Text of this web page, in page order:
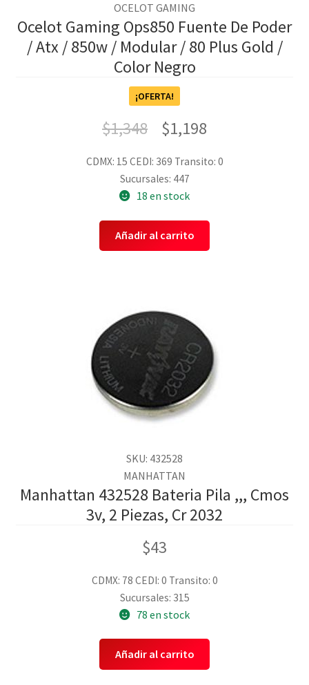
OCELOT GAMING
Ocelot Gaming Ops850 Fuente De Poder
/ Atx / 850w / Modular / 80 Plus Gold /
Color Negro
¡OFERTA!
$1,348 $1,198
CDMX: 15 CEDI: 369 Transito: 0
Sucursales: 447
18 en stock
Añadir al carrito
SKU: 432528
MANHATTAN
Manhattan 432528 Bateria Pila ,,, Cmos
3v, 2 Piezas, Cr 2032
$43
CDMX: 78 CEDI: 0 Transito: 0
Sucursales: 315
78 en stock
Añadir al carrito